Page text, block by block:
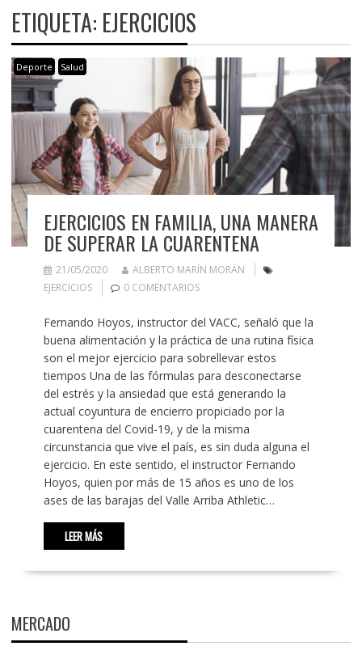
ETIQUETA: EJERCICIOS
Deporte Salud
EJERCICIOS EN FAMILIA, UNA MANERA
DE SUPERAR LA CUARENTENA
21/05/2020
ALBERTO MARÍN MORÁN
EJERCICIOS
0 COMENTARIOS
Fernando Hoyos, instructor del VACC, señaló que la
buena alimentación y la práctica de una rutina física
son el mejor ejercicio para sobrellevar estos
tiempos Una de las fórmulas para desconectarse
del estrés y la ansiedad que está generando la
actual coyuntura de encierro propiciado por la
cuarentena del Covid-19, y de la misma
circunstancia que vive el país, es sin duda alguna el
ejercicio. En este sentido, el instructor Fernando
Hoyos, quien por más de 15 años es uno de los
ases de las barajas del Valle Arriba Athletic…
LEER MÁS
MERCADO